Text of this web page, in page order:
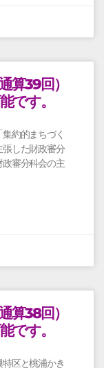
算39回）
です。
約的まちづく
した財政審分
審分科会の主
算38回）
です。
区と桃浦かき